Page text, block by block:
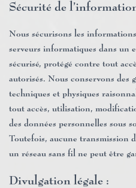
Sécurité de
Nous sécurisons les
serveurs informatiques dans un
sécurisé, protégé contre tout
autorisés. Nous conservons des
techniques et physiques
tout accès, utilisation,
des données personnelles sous
Toutefois, aucune transmission
un réseau sans fil ne peut être
Divulgation légale :